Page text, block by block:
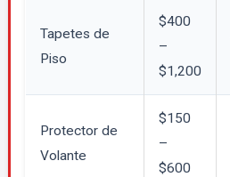
Tapetes de
Piso
$400
–
$1,200
Protector de
Volante
$150
–
$600